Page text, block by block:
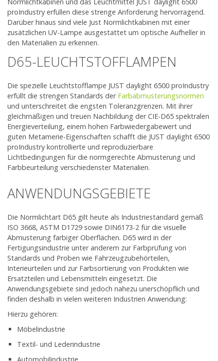
proIndustry erfüllen diese strenge Anforderung hervorragend.
Darüber hinaus sind viele Just Normlichtkabinen mit einer
zusätzlichen UV-Lampe ausgestattet um optische Aufheller in
den Materialien zu erkennen.
D65-LEUCHTSTOFFLAMPEN
Die spezielle Leuchtstofflampe JUST daylight 6500 proIndustry
erfüllt die strengen Standards der Farbabmusterungsnormen
und unterschreitet die engsten Toleranzgrenzen. Mit ihrer
gleichmäßigen und treuen Nachbildung der CIE-D65 spektralen
Energieverteilung, einem hohen Farbwiedergabewert und
guten Metamerie-Eigenschaften schafft die JUST daylight 6500
proIndustry kontrollierte und reproduzierbare
Lichtbedingungen für die normgerechte Abmusterung und
Farbbeurteilung verschiedenster Materialien.
ANWENDUNGSGEBIETE
Die Normlichtart D65 gilt heute als Industriestandard gemäß
ISO 3668, ASTM D1729 sowie DIN6173-2 für die visuelle
Abmusterung farbiger Oberflächen. D65 wird in der
Fertigungsindustrie unter anderem zur Farbprüfung von
Standards und Proben wie Fahrzeugzubehörteilen,
Interieurteilen und zur Farbsortierung von Produkten wie
Ersatzteilen und Lebensmitteln eingesetzt. Die
Anwendungsgebiete sind jedoch nahezu unerschöpflich und
finden deshalb in vielen weiteren Industrien Anwendung:
Hierzu gehören:
Möbelindustrie
Textil- und Lederindustrie